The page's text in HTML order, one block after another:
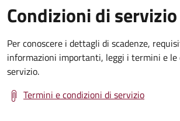
Condizioni di servizio
Per conoscere i dettagli di scadenze,
informazioni importanti, leggi i termini e le
servizio.
Termini e condizioni di servizio